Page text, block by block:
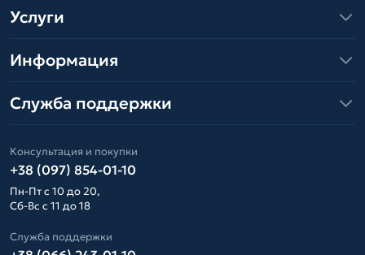
Услуги
Информация
Служба поддержки
Консультация и покупки
+38 (097) 854-01-10
Пн-Пт с 10 до 20,
Сб-Вс с 11 до 18
Служба поддержки